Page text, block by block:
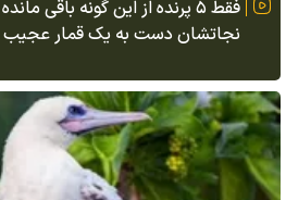
فقط ۵ پرنده از این گونه باقی
نجاتشان دست به یک قمار عجیب